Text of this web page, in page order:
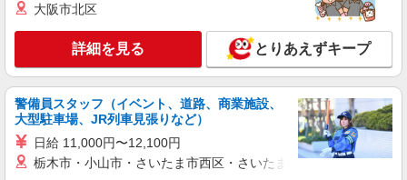
ソフトバンク販売契約社員【藤沢市エリア】
家電量販店内の携帯販売スタッフ
月給 279,340円 〜 279,340円 試用期間なし ※
経験・能力による 【試用期間】時給 0 円 〜 0 円
■ソフトバンク販売契約社員【藤沢市エリア】
神奈川県藤沢市
大阪市北区
詳細を見る とりあえずキープ
警備員スタッフ（イベント、道路、商業施設、
大型駐車場、JR列車見張りなど）
日給 11,000円〜12,100円
栃木市・小山市・さいたま市西区・さいたま市岩槻区・久喜市・